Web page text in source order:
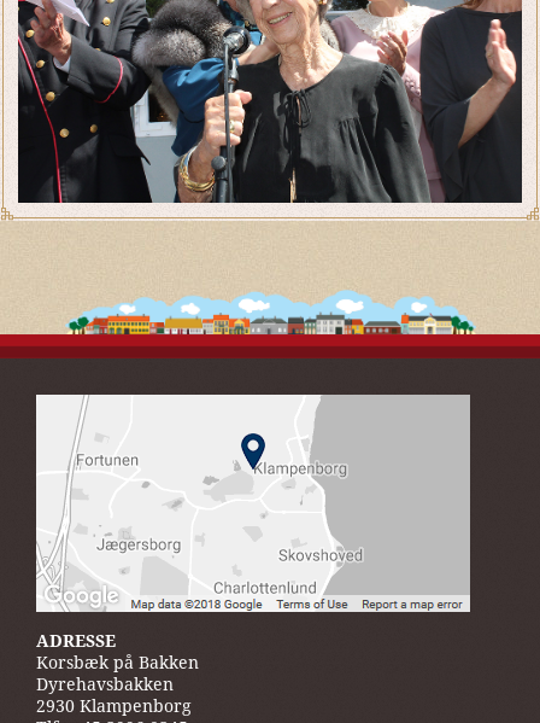
ADRESSE
Korsbæk på Bakken
Dyrehavsbakken
2930 Klampenborg